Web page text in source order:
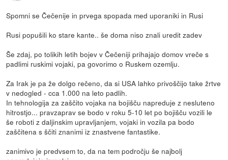
Spomni se Čečenije in prvega spopada med uporaniki in Rusi
Rusi popušili ko stare kante.. še doma niso znali uredit zadev
Še zdaj, po tolikih letih bojev v Čečeniji prihajajo domov vreče s
padlimi ruskimi vojaki, pa govorimo o Ruskem ozemlju.
Za Irak je pa že dolgo rečeno, da si USA lahko privoščijo take žrtve
v nedogled - cca 1.000 na leto padlih.
In tehnologija za zaščito vojaka na bojišču napreduje z nesluteno
hitrostjo... pravzaprav se bodo v roku 5-10 let po bojišču vozili le
še roboti z daljinskim upravljanjem, vojaki in vozila pa bodo
zaščitena s ščiti znanimi iz znastvene fantastike.
zanimivo je predvsem to, da na tem področju še najbolj